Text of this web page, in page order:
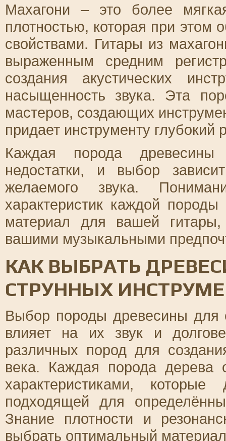
Махагони – это более
плотностью, которая при этом
свойствами. Гитары из
выраженным средним
создания акустических
насыщенность звука. Эта
мастеров, создающих
придает инструменту глубокий
Каждая порода
недостатки, и выбор
желаемого звука.
характеристик каждой
материал для вашей гитары,
вашими музыкальными
КАК ВЫБРАТЬ
СТРУННЫХ
Выбор породы древесины для
влияет на их звук и
различных пород для
века. Каждая порода дерева
характеристиками,
подходящей для
Знание плотности и
выбрать оптимальный